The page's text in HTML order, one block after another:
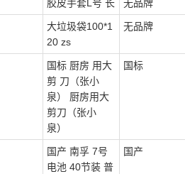
胶皮手套L号 长 无品牌
大垃圾袋100*1
20 zs
无品牌
国标 厨房 用大
剪 刀（张小
泉） 厨房用大
剪刀（张小
泉）
国标
国产 南孚 7号
电池 40节装 普
国产